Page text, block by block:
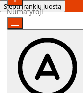
Slėpti įrankių juostą
Numatytoji